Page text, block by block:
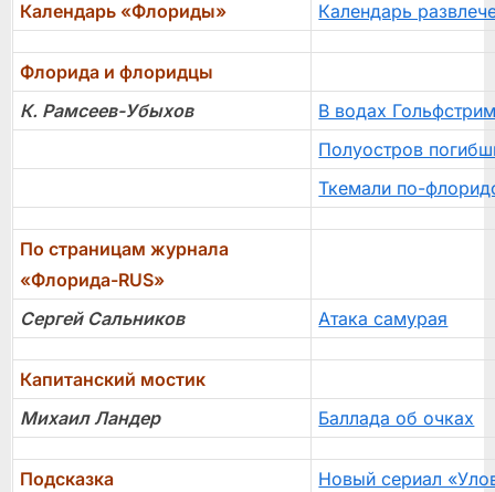
Календарь «Флориды» Календарь
Флорида и флоридцы
К. Рамсеев-Убыхов
В водах
Полуостров
Ткемали по-
По страницам журнала
«Флорида-RUS»
Сергей Сальников
Атака самурая
Капитанский мостик
Михаил Ландер
Баллада об очках
Подсказка Новый сериал